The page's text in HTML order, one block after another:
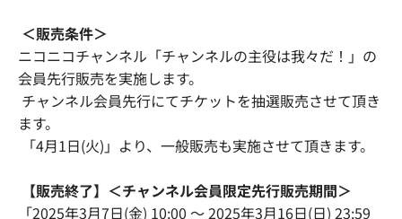
＜販売条件＞
ニコニコチャンネル「チャンネルの主役は我々だ！」の
会員先行販売を実施します。
チャンネル会員先行にてチケットを抽選販売させて頂き
ます。
「4月1日(火)」より、一般販売も実施させて頂きます。
【販売終了】＜チャンネル会員限定先行販売期間＞
「2025年3月7日(金) 10:00 〜 2025年3月16日(日) 23:59